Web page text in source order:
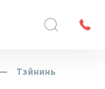
— Тэйнинь